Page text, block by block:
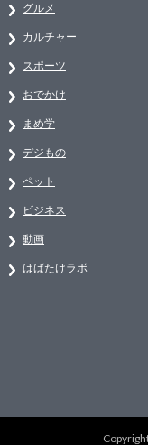
グルメ
カルチャー
スポーツ
おでかけ
まめ学
デジもの
ペット
ビジネス
動画
はばたけラボ